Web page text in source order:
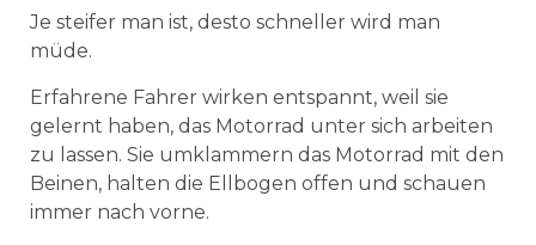
Je steifer man ist, desto schneller wird man
müde.
Erfahrene Fahrer wirken entspannt, weil sie
gelernt haben, das Motorrad unter sich arbeiten
zu lassen. Sie umklammern das Motorrad mit den
Beinen, halten die Ellbogen offen und schauen
immer nach vorne.